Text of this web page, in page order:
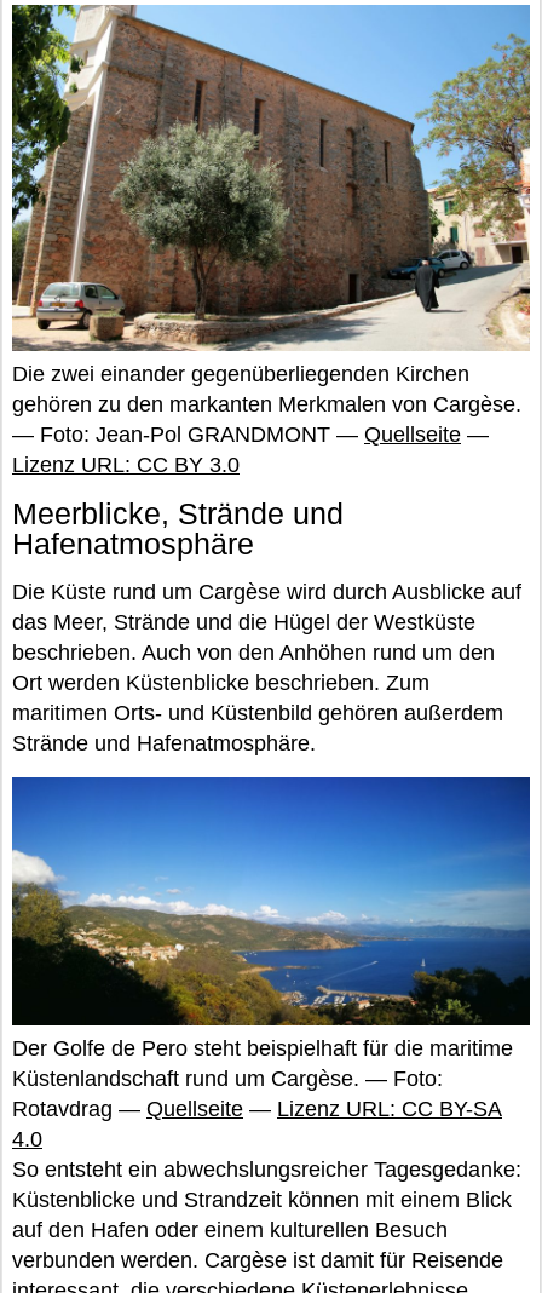
Die zwei einander gegenüberliegenden Kirchen
gehören zu den markanten Merkmalen von Cargèse.
— Foto: Jean-Pol GRANDMONT — Quellseite —
Lizenz URL: CC BY 3.0
Meerblicke, Strände und
Hafenatmosphäre
Die Küste rund um Cargèse wird durch Ausblicke auf
das Meer, Strände und die Hügel der Westküste
beschrieben. Auch von den Anhöhen rund um den
Ort werden Küstenblicke beschrieben. Zum
maritimen Orts- und Küstenbild gehören außerdem
Strände und Hafenatmosphäre.
Der Golfe de Pero steht beispielhaft für die maritime
Küstenlandschaft rund um Cargèse. — Foto:
Rotavdrag — Quellseite — Lizenz URL: CC BY-SA
4.0
So entsteht ein abwechslungsreicher Tagesgedanke:
Küstenblicke und Strandzeit können mit einem Blick
auf den Hafen oder einem kulturellen Besuch
verbunden werden. Cargèse ist damit für Reisende